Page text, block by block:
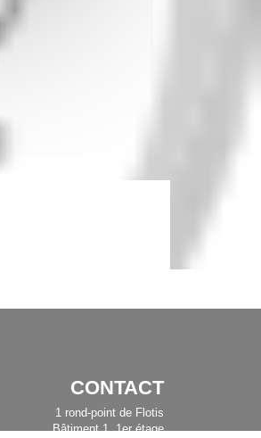
CONTACT
1 rond-point de Flotis
Bâtiment 1, 1er étage